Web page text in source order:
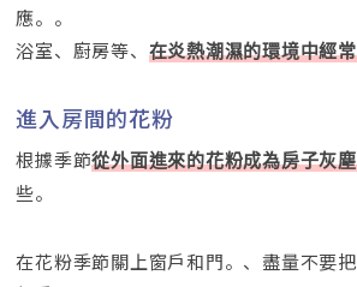
應。。
浴室、廚房等、 在炎熱潮濕的環境中經
進入房間的花粉
根據季節從外面進來的花粉成為房子灰
些。
在花粉季節關上窗戶和門。、盡量不要